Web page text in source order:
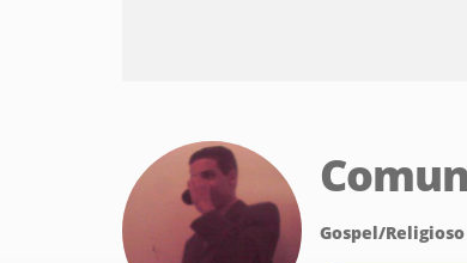
Gospel/Religioso